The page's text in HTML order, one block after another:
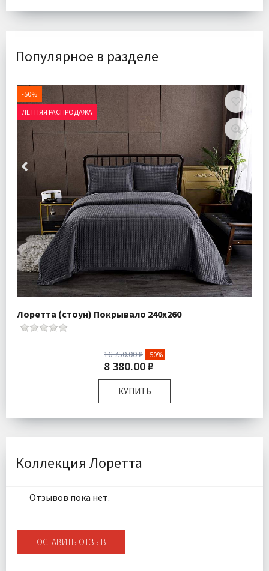
Популярное в разделе
-50%
ЛЕТНЯЯ РАСПРОДАЖА
Лоретта (стоун) Покрывало 240х260
16 750.00 ₽ -50%
8 380.00 ₽
КУПИТЬ
Размер:
240х260 см 50х70 см
Комплектация:
Ткань:
Коллекция Лоретта
Отзывов пока нет.
ОСТАВИТЬ ОТЗЫВ